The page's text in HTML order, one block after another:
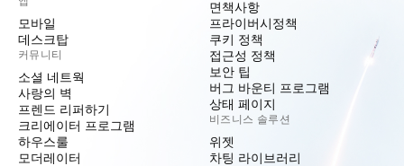
모바일
데스크탑
커뮤니티
소셜 네트웍
사랑의 벽
프렌드 리퍼하기
크리에이터 프로그램
하우스룰
모더레이터
면책사항
프라이버시정책
쿠키 정책
접근성 정책
보안 팁
버그 바운티 프로그램
상태 페이지
비즈니스 솔루션
위젯
차팅 라이브러리